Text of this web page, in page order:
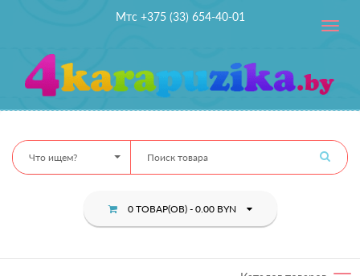
Мтс +375 (33) 654-40-01
Toggle
Что ищем?
0 ТОВАР(ОВ) - 0.00 BYN